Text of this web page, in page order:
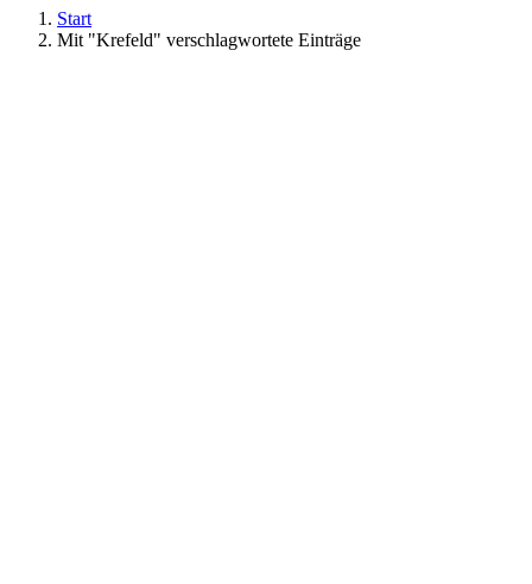
Start
Mit "Krefeld" verschlagwortete Einträge